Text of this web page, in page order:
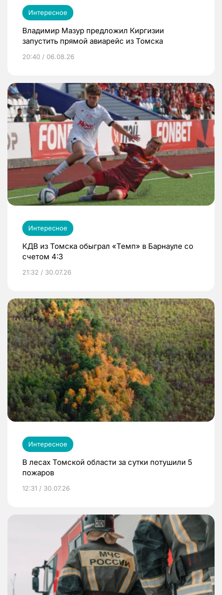
Интересное
Владимир Мазур предложил Киргизии
запустить прямой авиарейс из Томска
20:40 / 06.08.26
Интересное
КДВ из Томска обыграл «Темп» в Барнауле со
счетом 4:3
21:32 / 30.07.26
Интересное
В лесах Томской области за сутки потушили 5
пожаров
12:31 / 30.07.26